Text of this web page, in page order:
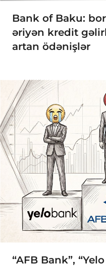
Bank of Baku:
əriyən kredit
artan ödənişlər
“AFB Bank”,